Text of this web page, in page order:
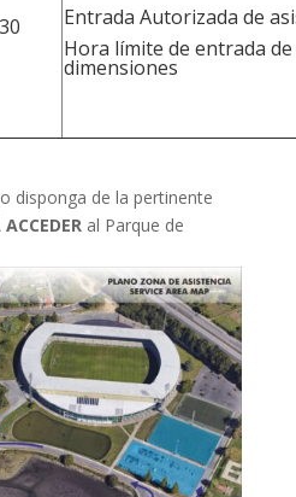
Entrada Autorizada de
Hora límite de entrada
dimensiones
disponga de la pertinente
al Parque de